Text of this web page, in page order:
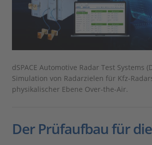
dSPACE Automotive Radar Test Systems
Simulation von Radarzielen für Kfz-
physikalischer Ebene Over-the-Air.
Der Prüfaufbau für